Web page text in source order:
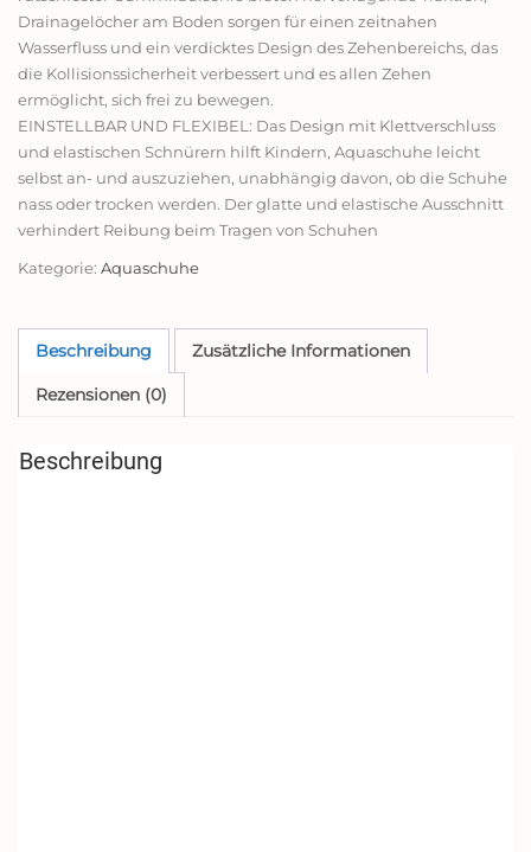
Drainagelöcher am Boden sorgen für einen zeitnahen
Wasserfluss und ein verdicktes Design des Zehenbereichs, das
die Kollisionssicherheit verbessert und es allen Zehen
ermöglicht, sich frei zu bewegen.
EINSTELLBAR UND FLEXIBEL: Das Design mit Klettverschluss
und elastischen Schnürern hilft Kindern, Aquaschuhe leicht
selbst an- und auszuziehen, unabhängig davon, ob die Schuhe
nass oder trocken werden. Der glatte und elastische Ausschnitt
verhindert Reibung beim Tragen von Schuhen
Kategorie: Aquaschuhe
Beschreibung Zusätzliche Informationen
Rezensionen (0)
Beschreibung